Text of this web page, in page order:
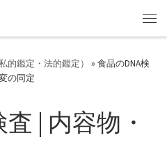
的鑑定・法的鑑定） » 食品のDNA検
の同定
| 内容物・